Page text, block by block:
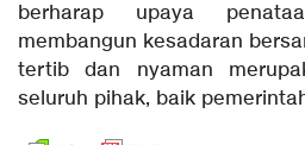
berharap upaya
membangun kesadaran
tertib dan nyaman
seluruh pihak, baik